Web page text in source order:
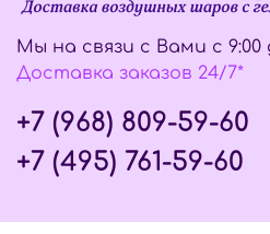
Мы на связи с Вами с 9:00
Доставка заказов 24/7*
+7 (968) 809-59-60
+7 (495) 761-59-60